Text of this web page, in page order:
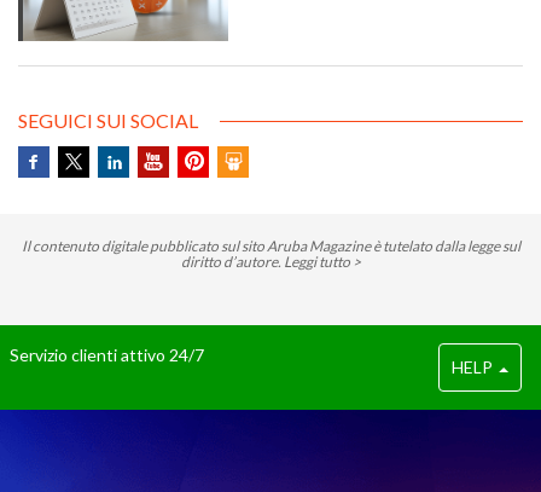
le stesse si riferiscono.
SEGUICI SUI SOCIAL
Il contenuto digitale pubblicato sul sito Aruba Magazine è tutelato dalla legge sul
diritto d’autore. Leggi tutto >
HELP
Servizio clienti attivo 24/7